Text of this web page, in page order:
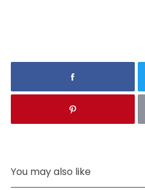
You may also like